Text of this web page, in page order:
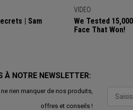
| Sam
VIDEO
We Tested
Face That Won!
À NOTRE NEWSLETTER:
rien manquer de nos produits,
offres et conseils !